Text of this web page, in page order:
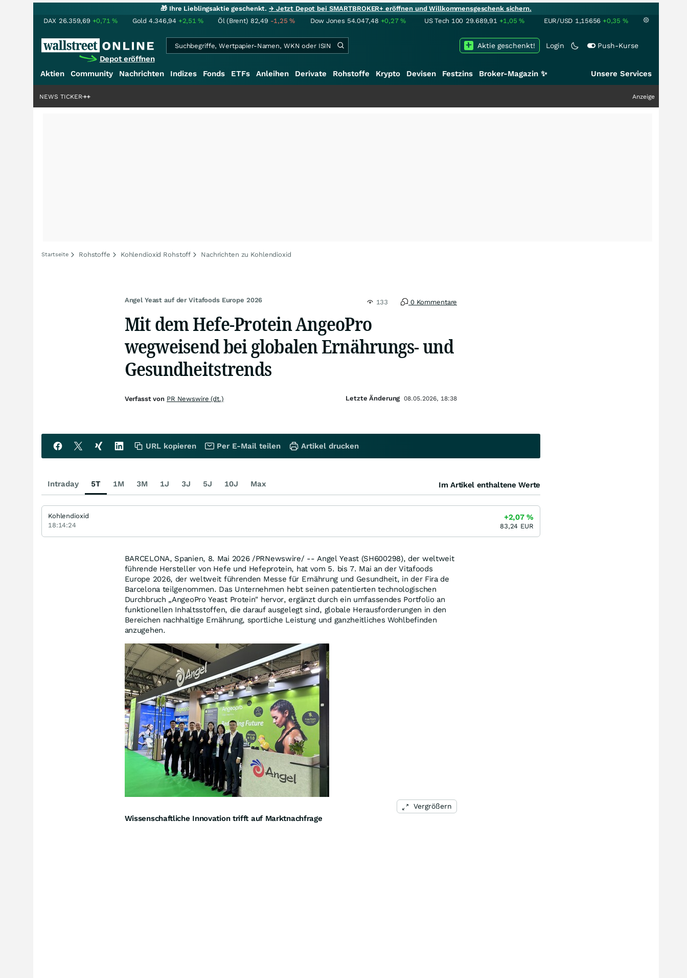
🎁 Ihre Lieblingsaktie geschenkt.→ Jetzt Depot bei SMARTBROKER+ eröffnen und Willkommensgeschenk sichern.
DAX 26.359,69 +0,71% Gold 4.346,94 +2,51% Öl (Brent) 82,49 -1,25% Dow Jones 54.047,48 +0,27% US Tech 100 29.689,91 +1,05% EUR/USD 1,15656 +0,35 %
Depot eröffnen
Login Push-Kurse
Aktie geschenkt!
Aktien Community Nachrichten Indizes Fonds ETFs Anleihen Derivate Rohstoffe Krypto Devisen Festzins Broker-Magazin ✨ Unsere Services
+++ Anzeige
NEWS TICKER
Startseite Rohstoffe Kohlendioxid Rohstoff Nachrichten zu Kohlendioxid
Angel Yeast auf der Vitafoods Europe 2026 133 0 Kommentare
Mit dem Hefe-Protein AngeoPro
wegweisend bei globalen Ernährungs- und
Gesundheitstrends
BARCELONA, Spanien, 8. Mai 2026/PRNewswire/ -- Angel Yeast (SH600298), der weltweit
führende Hersteller von Hefe und Hefeprotein, hat vom 5. bis 7. Mai an der Vitafoods
Europe 2026, der weltweit führenden Messe für Ernährung und Gesundheit, in der Fira de
Barcelona teilgenommen. Das Unternehmen hebt seinen patentierten technologischen
Durchbruch „AngeoPro Yeast Protein" hervor, ergänzt durch ein umfassendes Portfolio an
funktionellen Inhaltsstoffen, die darauf ausgelegt sind, globale Herausforderungen in den
Bereichen nachhaltige Ernährung, sportliche Leistung und ganzheitliches Wohlbefinden
anzugehen.
Vergrößern
Wissenschaftliche Innovation trifft auf Marktnachfrage
Verfasst von PR Newswire (dt.) Letzte Änderung 08.05.2026, 18:38
URL kopieren Per E-Mail teilen Artikel drucken
Intraday 5T 1M 3M 1J 3J 5J 10J Max Im Artikel enthaltene Werte
Kohlendioxid
18:14:24
+2,07%
83,24 EUR